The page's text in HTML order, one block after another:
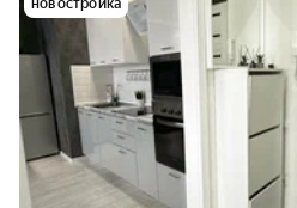
новостройка